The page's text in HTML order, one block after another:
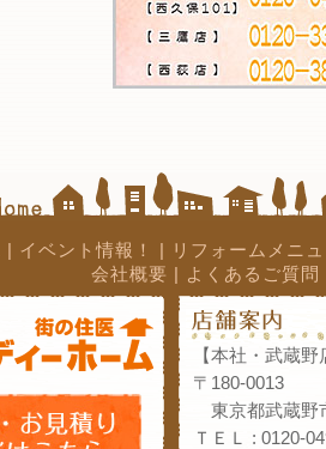
イベント情報！
リフォームメニ
会社概要
よくあるご質問
【本社・武蔵野
〒180-0013
東京都武蔵野
ＴＥＬ : 0120-